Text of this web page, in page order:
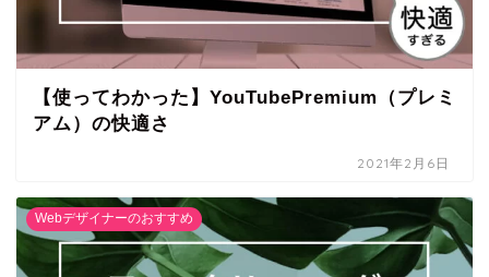
【使ってわかった】YouTubePremium（プレミ
アム）の快適さ
2021年2月6日
Webデザイナーのおすすめ